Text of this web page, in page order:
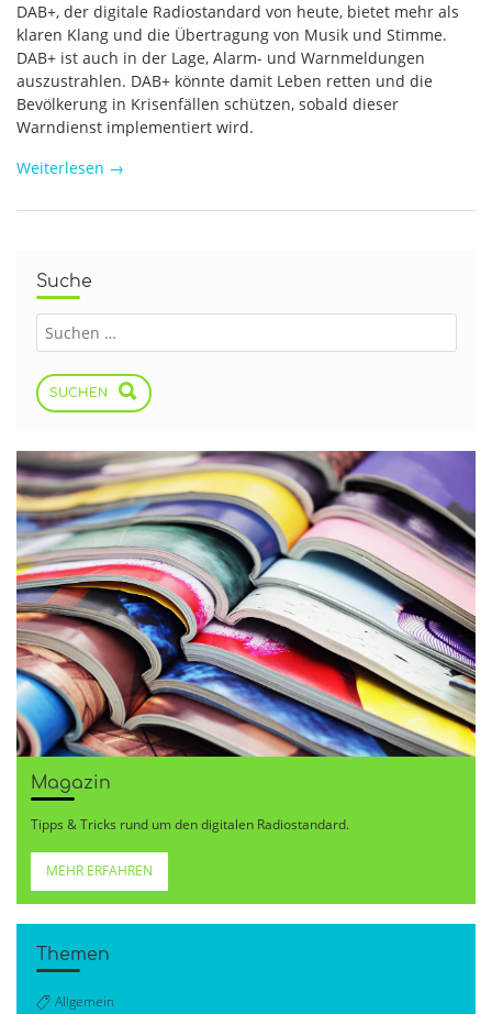
DAB+, der digitale Radiostandard von heute, bietet mehr als
klaren Klang und die Übertragung von Musik und Stimme.
DAB+ ist auch in der Lage, Alarm- und Warnmeldungen
auszustrahlen. DAB+ könnte damit Leben retten und die
Bevölkerung in Krisenfällen schützen, sobald dieser
Warndienst implementiert wird.
Weiterlesen →
Suche
SUCHEN
Magazin
Tipps & Tricks rund um den digitalen Radiostandard.
MEHR ERFAHREN
Themen
Allgemein